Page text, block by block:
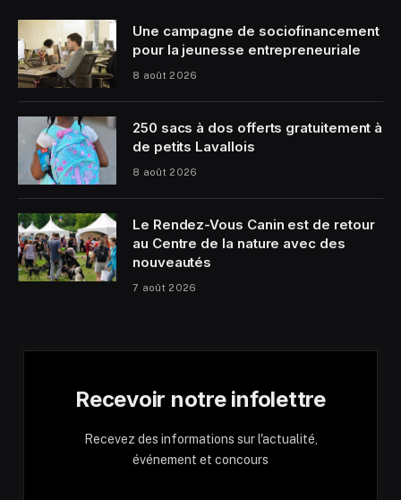
Une campagne de sociofinancement
pour la jeunesse entrepreneuriale
8 août 2026
250 sacs à dos offerts gratuitement à
de petits Lavallois
8 août 2026
Le Rendez-Vous Canin est de retour
au Centre de la nature avec des
nouveautés
7 août 2026
Recevoir notre infolettre
Recevez des informations sur l'actualité,
événement et concours